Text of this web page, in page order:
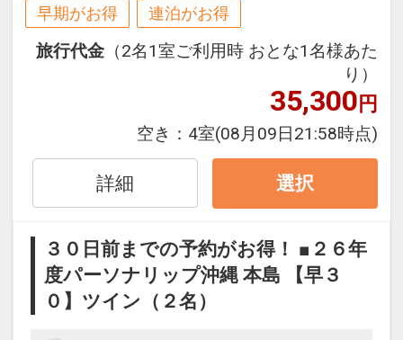
お子様ポイント
●お子様用ルームウェア・スリッパをご
●乳幼児のお子様に離乳食を代金不要で
席の場合に限ります）
モ」欄、またはご予約後「マイページ」
に必要な品・数量をご記入ください。
ると
※早期申込期間を過ぎてからの変更（人
数の内訳・客室タイプ・食事条件・プラ
ン・氏名・人員・泊数の増減等の変更）
があった場合、早期申込割引は適用され
ません。
※他の割引との併用はできません。
ーからお進みいただいた後表示される
「空室照会結果確認画面」でご確認くだ
さい。
早期がお得 連泊がお得
旅行代金 （2名1室ご利用時 おとな1名様あた
り）
35,300円
空き： 4室(08月09日21:58時点)
詳細 選択
３０日前までの予約がお得！ ■２６年
度パーソナリップ沖縄 本島 【早３
０】ツイン（２名）